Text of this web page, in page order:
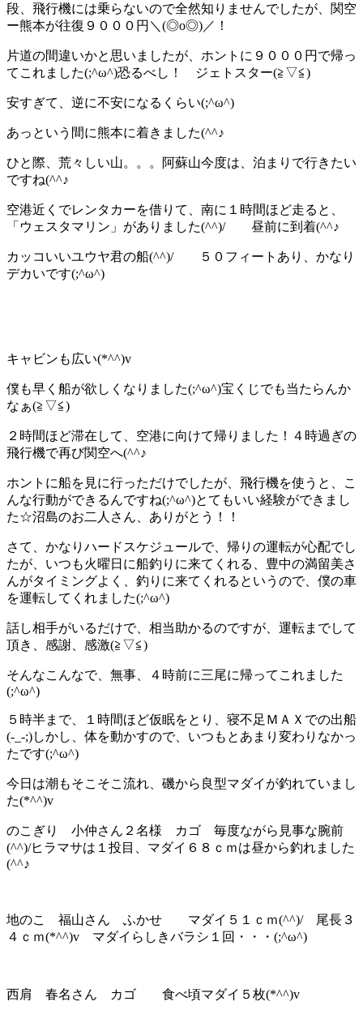
段、飛行機には乗らないので全然知りませんでしたが、関空
ー熊本が往復９０００円＼(◎o◎)／！
片道の間違いかと思いましたが、ホントに９０００円で帰っ
てこれました(;^ω^)恐るべし！ ジェトスター(≧▽≦)
安すぎて、逆に不安になるくらい(;^ω^)
あっという間に熊本に着きました(^^♪
ひと際、荒々しい山。。。阿蘇山今度は、泊まりで行きたい
ですね(^^♪
空港近くでレンタカーを借りて、南に１時間ほど走ると、
「ウェスタマリン」がありました(^^)/ 昼前に到着(^^♪
カッコいいユウヤ君の船(^^)/ ５０フィートあり、かなり
デカいです(;^ω^)
キャビンも広い(*^^)v
僕も早く船が欲しくなりました(;^ω^)宝くじでも当たらんか
なぁ(≧▽≦)
２時間ほど滞在して、空港に向けて帰りました！４時過ぎの
飛行機で再び関空へ(^^♪
ホントに船を見に行っただけでしたが、飛行機を使うと、こ
んな行動ができるんですね(;^ω^)とてもいい経験ができまし
た☆沼島のお二人さん、ありがとう！！
さて、かなりハードスケジュールで、帰りの運転が心配でし
たが、いつも火曜日に船釣りに来てくれる、豊中の満留美さ
んがタイミングよく、釣りに来てくれるというので、僕の車
を運転してくれました(;^ω^)
話し相手がいるだけで、相当助かるのですが、運転までして
頂き、感謝、感激(≧▽≦)
そんなこんなで、無事、４時前に三尾に帰ってこれました
(;^ω^)
５時半まで、１時間ほど仮眠をとり、寝不足ＭＡＸでの出船
(-_-;)しかし、体を動かすので、いつもとあまり変わりなかっ
たです(;^ω^)
今日は潮もそこそこ流れ、磯から良型マダイが釣れていまし
た(*^^)v
のこぎり 小仲さん２名様 カゴ 毎度ながら見事な腕前
(^^)/ヒラマサは１投目、マダイ６８ｃｍは昼から釣れました
(^^♪
地のこ 福山さん ふかせ マダイ５１ｃｍ(^^)/ 尾長３
４ｃｍ(*^^)v マダイらしきバラシ１回・・・(;^ω^)
西肩 春名さん カゴ 食べ頃マダイ５枚(*^^)v